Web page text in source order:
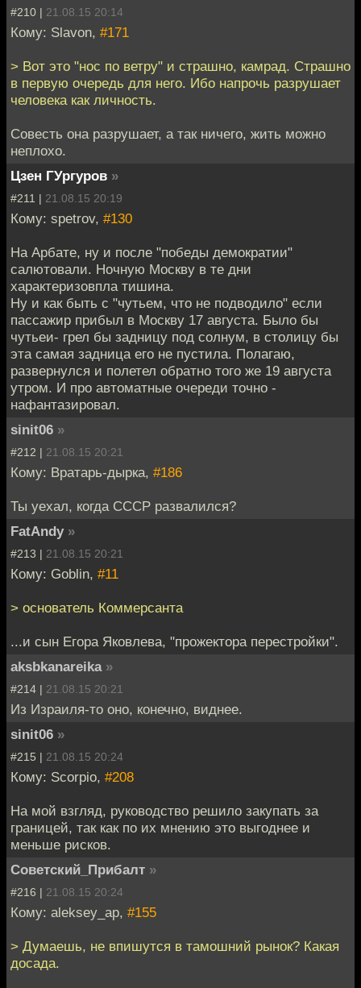
#210 | 21.08.15 20:14
Кому: Slavon, #171
> Вот это "нос по ветру" и страшно, камрад. Страшно
в первую очередь для него. Ибо напрочь разрушает
человека как личность.
Совесть она разрушает, а так ничего, жить можно
неплохо.
Цзен ГУргуров »
#211 | 21.08.15 20:19
Кому: spetrov, #130
На Арбате, ну и после "победы демократии"
салютовали. Ночную Москву в те дни
характеризовпла тишина.
Ну и как быть с "чутьем, что не подводило" если
пассажир прибыл в Москву 17 августа. Было бы
чутьеи- грел бы задницу под солнум, в столицу бы
эта самая задница его не пустила. Полагаю,
развернулся и полетел обратно того же 19 августа
утром. И про автоматные очереди точно -
нафантазировал.
sinit06 »
#212 | 21.08.15 20:21
Кому: Вратарь-дырка, #186
Ты уехал, когда СССР развалился?
FatAndy »
#213 | 21.08.15 20:21
Кому: Goblin, #11
> основатель Коммерсанта
...и сын Егора Яковлева, "прожектора перестройки".
aksbkanareika »
#214 | 21.08.15 20:21
Из Израиля-то оно, конечно, виднее.
sinit06 »
#215 | 21.08.15 20:24
Кому: Scorpio, #208
На мой взгляд, руководство решило закупать за
границей, так как по их мнению это выгоднее и
меньше рисков.
Советский_Прибалт »
#216 | 21.08.15 20:24
Кому: aleksey_ap, #155
> Думаешь, не впишутся в тамошний рынок? Какая
досада.